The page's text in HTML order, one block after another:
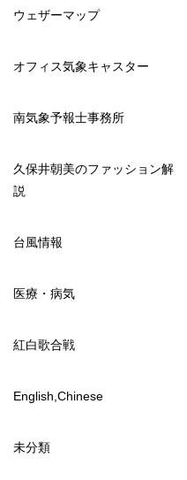
ウェザーマップ
オフィス気象キャスター
南気象予報士事務所
久保井朝美のファッション解
説
台風情報
医療・病気
紅白歌合戦
English,Chinese
未分類